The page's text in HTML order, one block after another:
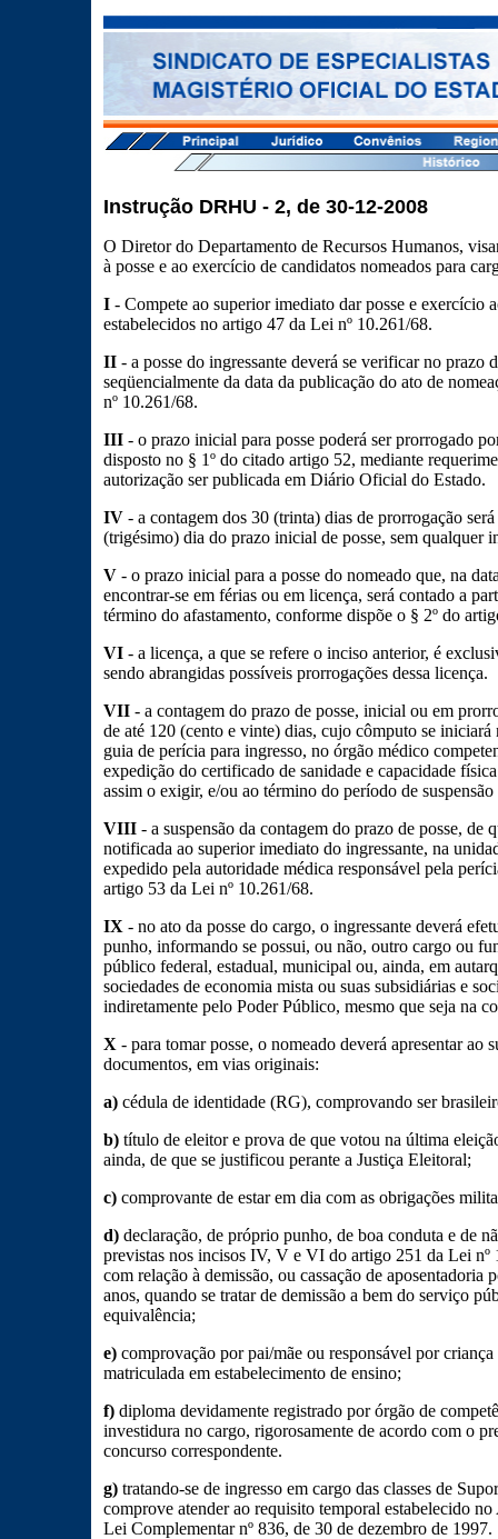
Instrução DRHU - 2, de 30-12-2008
O Diretor do Departamento de Recursos Humanos,
à posse e ao exercício de candidatos nomeados para
I - Compete ao superior imediato dar posse e exercício
estabelecidos no artigo 47 da Lei nº 10.261/68.
II - a posse do ingressante deverá se verificar no prazo
seqüencialmente da data da publicação do ato de
nº 10.261/68.
III- o prazo inicial para posse poderá ser prorrogado
disposto no § 1º do citado artigo 52, mediante
autorização ser publicada em Diário Oficial do Estado.
IV - a contagem dos 30 (trinta) dias de prorrogação
(trigésimo) dia do prazo inicial de posse, sem qualquer
V - o prazo inicial para a posse do nomeado que, na
encontrar-se em férias ou em licença, será contado a
término do afastamento, conforme dispõe o § 2º do
VI- a licença, a que se refere o inciso anterior, é
sendo abrangidas possíveis prorrogações dessa licença.
VII - a contagem do prazo de posse, inicial ou em
de até 120 (cento e vinte) dias, cujo cômputo se
guia de perícia para ingresso, no órgão médico
expedição do certificado de sanidade e capacidade
assim o exigir, e/ou ao término do período de
VIII - a suspensão da contagem do prazo de posse, de
notificada ao superior imediato do ingressante, na
expedido pela autoridade médica responsável pela
artigo 53 da Lei nº 10.261/68.
IX - no ato da posse do cargo, o ingressante deverá
punho, informando se possui, ou não, outro cargo ou
público federal, estadual, municipal ou, ainda, em
sociedades de economia mista ou suas subsidiárias e
indiretamente pelo Poder Público, mesmo que seja na
X - para tomar posse, o nomeado deverá apresentar ao
documentos, em vias originais:
a)cédula de identidade (RG), comprovando ser
b)título de eleitor e prova de que votou na última
ainda, de que se justificou perante a Justiça Eleitoral;
c)comprovante de estar em dia com as obrigações
d)declaração, de próprio punho, de boa conduta e de
previstas nos incisos IV, V e VI do artigo 251 da Lei
com relação à demissão, ou cassação de
anos, quando se tratar de demissão a bem do serviço
equivalência;
e)comprovação por pai/mãe ou responsável por criança
matriculada em estabelecimento de ensino;
f)diploma devidamente registrado por órgão de
investidura no cargo, rigorosamente de acordo com o
concurso correspondente.
g)tratando-se de ingresso em cargo das classes de
comprove atender ao requisito temporal estabelecido
Lei Complementar nº 836, de 30 de dezembro de 1997.